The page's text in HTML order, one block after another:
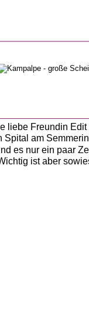
liebe Freundin
Spital am
es nur ein paar
ist aber